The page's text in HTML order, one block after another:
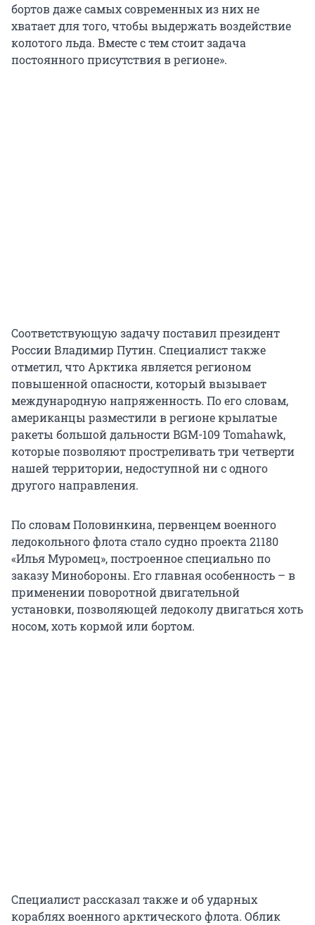
бортов даже самых современных из них не
хватает для того, чтобы выдержать воздействие
колотого льда. Вместе с тем стоит задача
постоянного присутствия в регионе».
Соответствующую задачу поставил президент
России Владимир Путин. Специалист также
отметил, что Арктика является регионом
повышенной опасности, который вызывает
международную напряженность. По его словам,
американцы разместили в регионе крылатые
ракеты большой дальности BGM-109 Tomahawk,
которые позволяют простреливать три четверти
нашей территории, недоступной ни с одного
другого направления.
По словам Половинкина, первенцем военного
ледокольного флота стало судно проекта 21180
«Илья Муромец», построенное специально по
заказу Минобороны. Его главная особенность – в
применении поворотной двигательной
установки, позволяющей ледоколу двигаться хоть
носом, хоть кормой или бортом.
Специалист рассказал также и об ударных
кораблях военного арктического флота. Облик